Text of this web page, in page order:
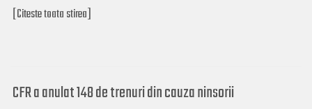
[Citeste toata stirea]
CFR a anulat 148 de trenuri din cauza ninsorii